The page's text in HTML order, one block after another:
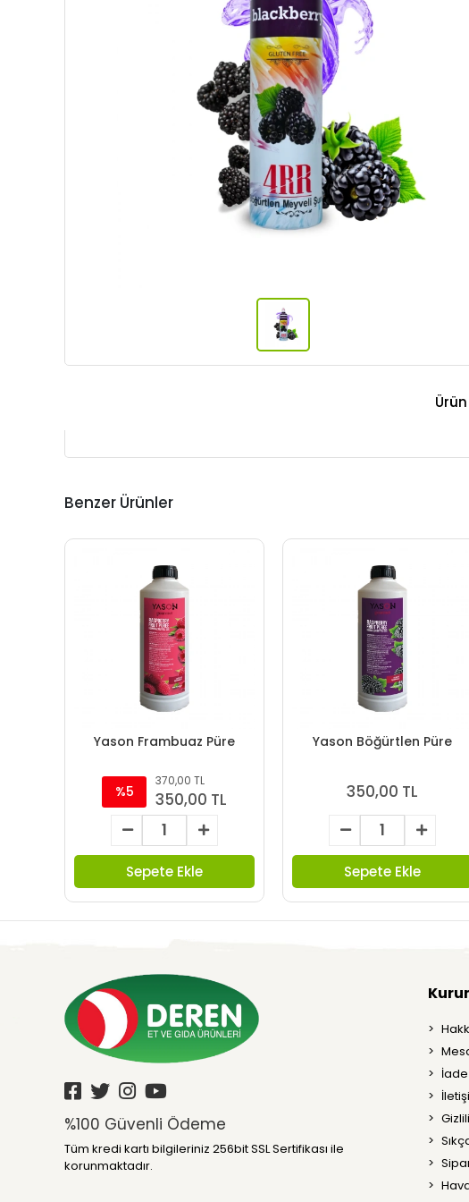
Benzer Ürünler
Yason Frambuaz Püre
%5
370,00 TL
350,00 TL
Sepete Ekle
Yason Böğürtlen Püre
350,00 TL
Sepete Ekle
%100 Güvenli Ödeme
Tüm kredi kartı bilgileriniz 256bit SSL Sertifikası ile
korunmaktadır.